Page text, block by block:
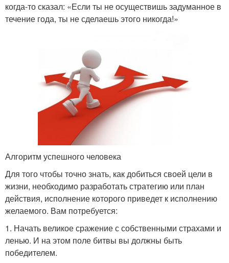
когда-то сказал: «Если ты не осуществишь задуманное в
течение года, ты не сделаешь этого никогда!»
Алгоритм успешного человека
Для того чтобы точно знать, как добиться своей цели в
жизни, необходимо разработать стратегию или план
действия, исполнение которого приведет к исполнению
желаемого. Вам потребуется:
1. Начать великое сражение с собственными страхами и
ленью. И на этом поле битвы вы должны быть
победителем.